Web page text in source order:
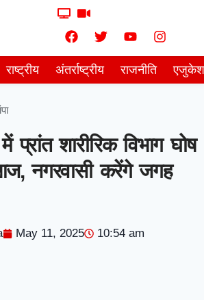
राष्ट्रीय अंतर्राष्ट्रीय राजनीति
प्रांत शारीरिक विभाग घोष
नगरवासी करेंगे जगह
May 11, 2025
10:54 am